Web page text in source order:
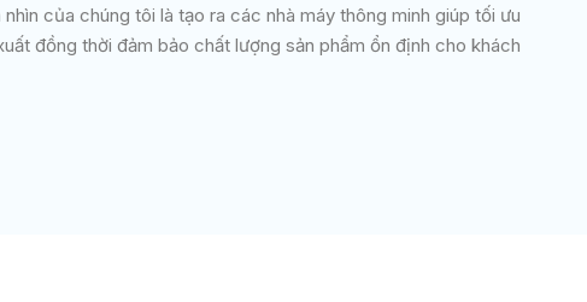
nhìn của chúng tôi là tạo ra các nhà máy thông minh giúp tối ưu
đồng thời đảm bảo chất lượng sản phẩm ổn định cho khách